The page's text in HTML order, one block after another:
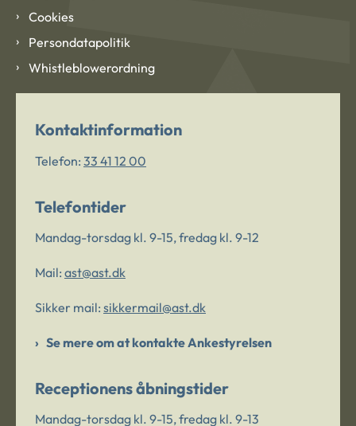
Cookies
Persondatapolitik
Whistleblowerordning
Kontaktinformation
Telefon: 33 41 12 00
Telefontider
Mandag-torsdag kl. 9-15, fredag kl. 9-12
Mail: ast@ast.dk
Sikker mail: sikkermail@ast.dk
Se mere om at kontakte Ankestyrelsen
Receptionens åbningstider
Mandag-torsdag kl. 9-15, fredag kl. 9-13